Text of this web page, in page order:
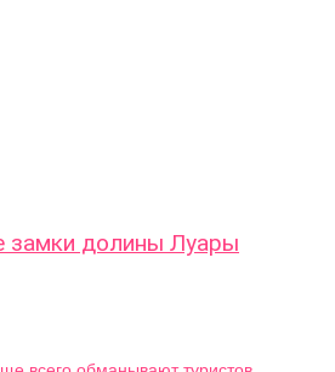
замки долины Луары